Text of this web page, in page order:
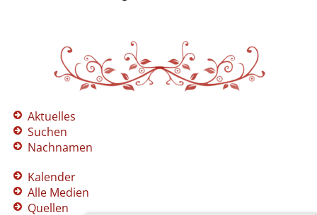
Aktuelles
Suchen
Nachnamen
Kalender
Alle Medien
Quellen